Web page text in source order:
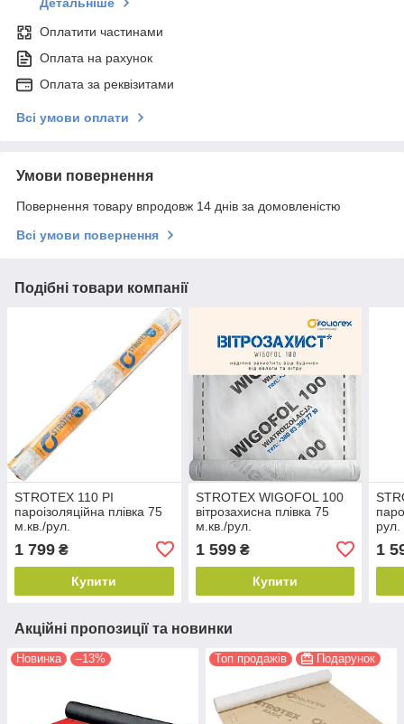
Детальніше
Оплатити частинами
Оплата на рахунок
Оплата за реквізитами
Всі умови оплати
Умови повернення
Повернення товару впродовж 14 днів за домовленістю
Всі умови повернення
Подібні товари компанії
STROTEX 110 PI
пароізоляційна плівка 75
м.кв./рул.
1 799 ₴
Купити
STROTEX WIGOFOL 100
вітрозахисна плівка 75
м.кв./рул.
1 599₴
Купити
рул.
1
Акційні пропозиції та новинки
Новинка –13% Топ продажів Подарунок